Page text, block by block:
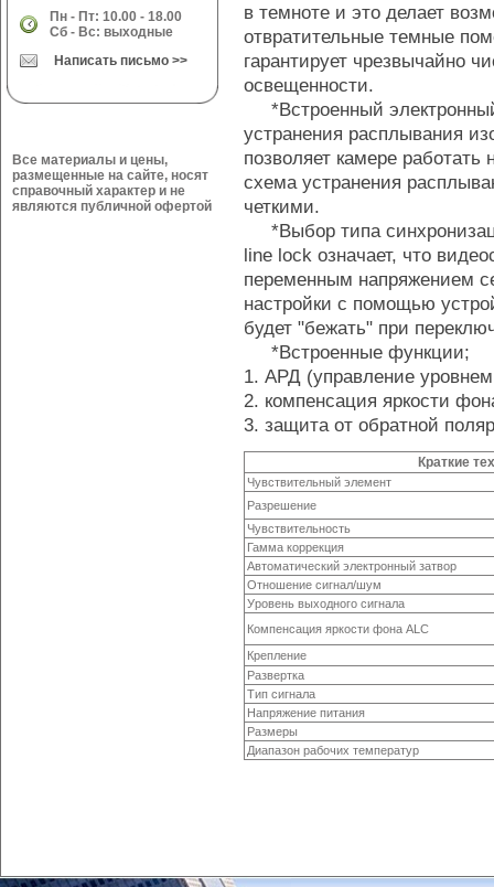
Пн - Пт: 10.00 - 18.00
Сб - Вс: выходные
Написать письмо >>
Все материалы и цены,
размещенные на сайте, носят
справочный характер и не
являются публичной офертой
в темноте и это делает
отвратительные темные
гарантирует чрезвычайно
освещенности.
*Встроенный
устранения расплывания
позволяет камере работать
схема устранения
четкими.
*Выбор типа
line lock означает, что
переменным напряжением
настройки с помощью
будет "бежать" при
*Встроенные функции;
1. АРД (управление
2. компенсация яркости
3. защита от обратной
Краткие
Чувствительный элемент
Разрешение
Чувствительность
Гамма коррекция
Автоматический электронный затвор
Отношение сигнал/шум
Уровень выходного сигнала
Компенсация яркости фона ALC
Крепление
Развертка
Тип сигнала
Напряжение питания
Размеры
Диапазон рабочих температур